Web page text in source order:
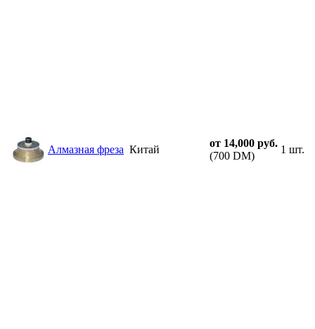
Алмазная фреза Китай
от 14,000 руб.
(700 DM)
1 шт.